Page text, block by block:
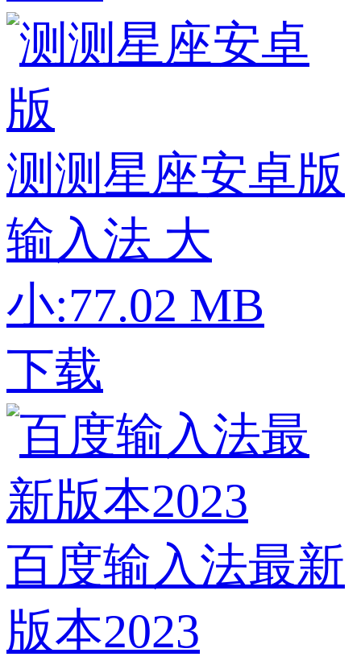
测测星座安卓版
输入法 大
小:77.02 MB
下载
百度输入法最新
版本2023